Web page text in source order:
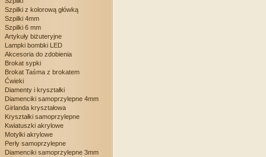
Szpilki z kolorową główką
Szpilki 4mm
Szpilki 6 mm
Artykuły biżuteryjne
Lampki bombki LED
Akcesoria do zdobienia
Brokat sypki
Brokat Taśma z brokatem
Ćwieki
Diamenty i kryształki
Diamenciki samoprzylepne 4mm
Girlanda kryształowa
Kryształki samoprzylepne
Kwiatuszki akrylowe
Motylki akrylowe
Perły samoprzylepne
Diamenciki samoprzylepne 3mm